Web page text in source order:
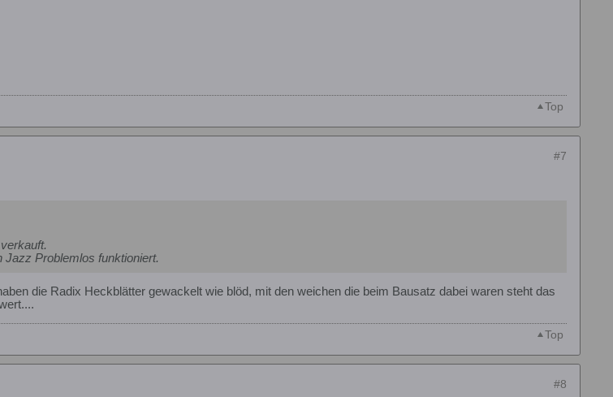
Top
#7
Jazz Problemlos funktioniert.
die Radix Heckblätter gewackelt wie blöd, mit den weichen die beim Bausatz dabei waren steht das
Top
#8